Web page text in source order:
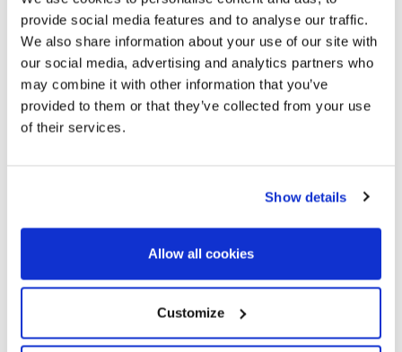
provide social media features and to analyse our traffic.
We also share information about your use of our site with
our social media, advertising and analytics partners who
may combine it with other information that you’ve
provided to them or that they’ve collected from your use
of their services.
Show details
Allow all cookies
Customize